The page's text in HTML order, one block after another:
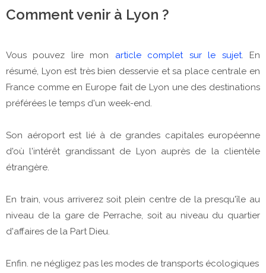
Comment venir à Lyon ?
Vous pouvez lire mon article complet sur le sujet. En
résumé, Lyon est très bien desservie et sa place centrale en
France comme en Europe fait de Lyon une des destinations
préférées le temps d'un week-end.
Son aéroport est lié à de grandes capitales européenne
d'où l'intérêt grandissant de Lyon auprès de la clientèle
étrangère.
En train, vous arriverez soit plein centre de la presqu'île au
niveau de la gare de Perrache, soit au niveau du quartier
d'affaires de la Part Dieu.
Enfin. ne négligez pas les modes de transports écologiques